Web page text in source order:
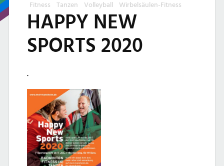
Fitness
Tanzen Volleyball Wirbelsäulen-Fitness
HAPPY NEW
SPORTS 2020
.